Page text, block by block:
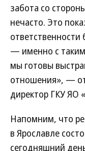
забота со
нечасто. Это
ответственности
— именно с
мы готовы
отношения», —
директор ГКУ ЯО
Напомним, что
в Ярославле
сегодняшний